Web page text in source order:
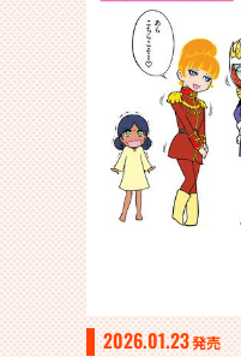
2026.01.23発売